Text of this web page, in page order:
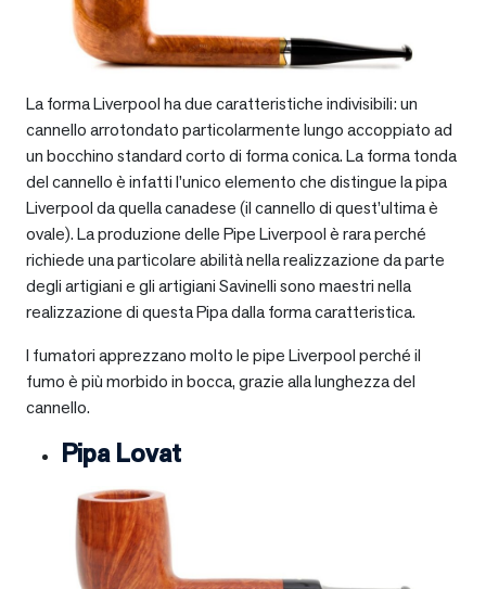
La forma Liverpool ha due caratteristiche indivisibili: un
cannello arrotondato particolarmente lungo accoppiato ad
un bocchino standard corto di forma conica. La forma tonda
del cannello è infatti l’unico elemento che distingue la pipa
Liverpool da quella canadese (il cannello di quest’ultima è
ovale). La produzione delle Pipe Liverpool è rara perché
richiede una particolare abilità nella realizzazione da parte
degli artigiani e gli artigiani Savinelli sono maestri nella
realizzazione di questa Pipa dalla forma caratteristica.
I fumatori apprezzano molto le pipe Liverpool perché il
fumo è più morbido in bocca, grazie alla lunghezza del
cannello.
Pipa Lovat